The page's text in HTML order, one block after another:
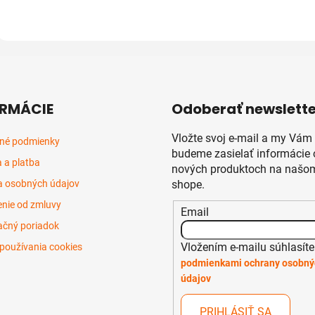
podmienky
a platba
osobných údajov
od zmluvy
poriadok
cookies
Odoberať
Vložte svoj e-mail a my Vám
budeme zasielať informácie
nových produktoch na
shope.
Email
Vložením e-mailu
podmienkami ochrany
údajov
PRIHLÁSIŤ SA